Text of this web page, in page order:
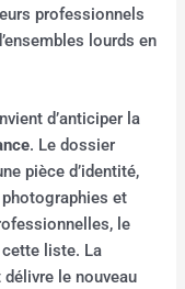
professionnels
lourds en
d’anticiper la
. Le dossier
pièce d’identité,
et
le
cette liste. La
le nouveau